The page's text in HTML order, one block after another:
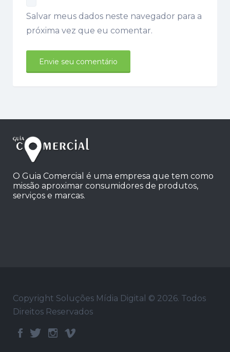
Salvar meus dados neste navegador para a
próxima vez que eu comentar.
O Guia Comercial é uma empresa que tem como
missão aproximar consumidores de produtos,
serviços e marcas.
Copyright Soluções Mídia Digital © 2026. Todos
Direitos Reservados